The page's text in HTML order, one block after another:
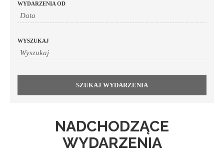
WYDARZENIA OD
WYSZUKAJ
NADCHODZĄCE
WYDARZENIA